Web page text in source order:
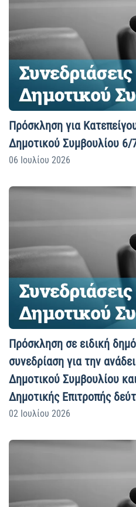
Πρόσκληση για
Δημοτικού Συμβουλίου
06 Ιουλίου 2026
Πρόσκληση σε ειδική
συνεδρίαση για την
Δημοτικού Συμβουλίου
Δημοτικής Επιτροπής
02 Ιουλίου 2026